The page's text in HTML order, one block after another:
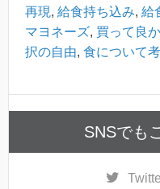
再現, 給食持ち込み, 給
マヨネーズ, 買って良
択の自由, 食について
SNSでも